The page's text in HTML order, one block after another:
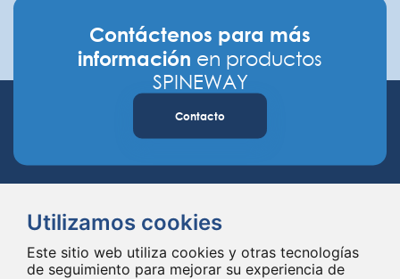
Utilizamos cookies
Este sitio web utiliza cookies y otras tecnologías
de seguimiento para mejorar su experiencia de
Contáctenos para más
información en productos
SPINEWAY
Contacto